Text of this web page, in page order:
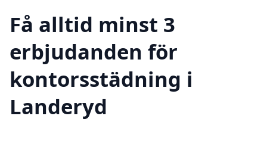
Få alltid minst 3
erbjudanden för
kontorsstädning i
Landeryd